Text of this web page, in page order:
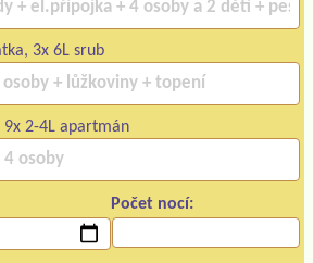
3x 6L srub
9x 2-4L apartmán
Počet nocí: